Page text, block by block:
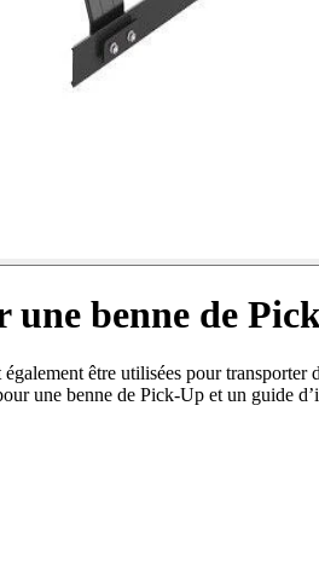
benne de
être utilisées pour
une benne de Pick-Up et un guide